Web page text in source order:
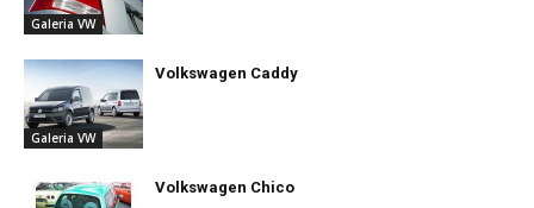
Galeria VW
Galeria VW
Volkswagen Caddy
Volkswagen Chico